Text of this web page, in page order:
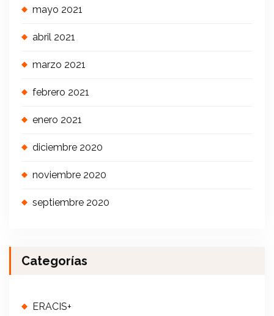
mayo 2021
abril 2021
marzo 2021
febrero 2021
enero 2021
diciembre 2020
noviembre 2020
septiembre 2020
Categorías
ERACIS+